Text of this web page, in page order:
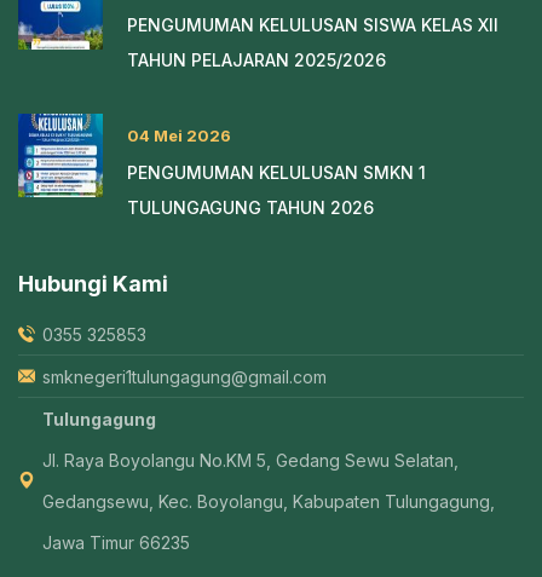
PENGUMUMAN KELULUSAN SISWA KELAS XII
TAHUN PELAJARAN 2025/2026
04 Mei 2026
PENGUMUMAN KELULUSAN SMKN 1
TULUNGAGUNG TAHUN 2026
Hubungi Kami
0355 325853
smknegeri1tulungagung@gmail.com
Tulungagung
Jl. Raya Boyolangu No.KM 5, Gedang Sewu Selatan,
Gedangsewu, Kec. Boyolangu, Kabupaten Tulungagung,
Jawa Timur 66235